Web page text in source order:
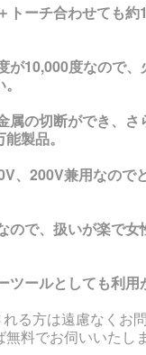
トーチ合わせても約
が10,000度なので
属の切断ができ、さ
製品。
、200V兼用なので
ので、扱いが楽で女
ツールとしても利用
る方は遠慮なくお
料でお伺いいたしま